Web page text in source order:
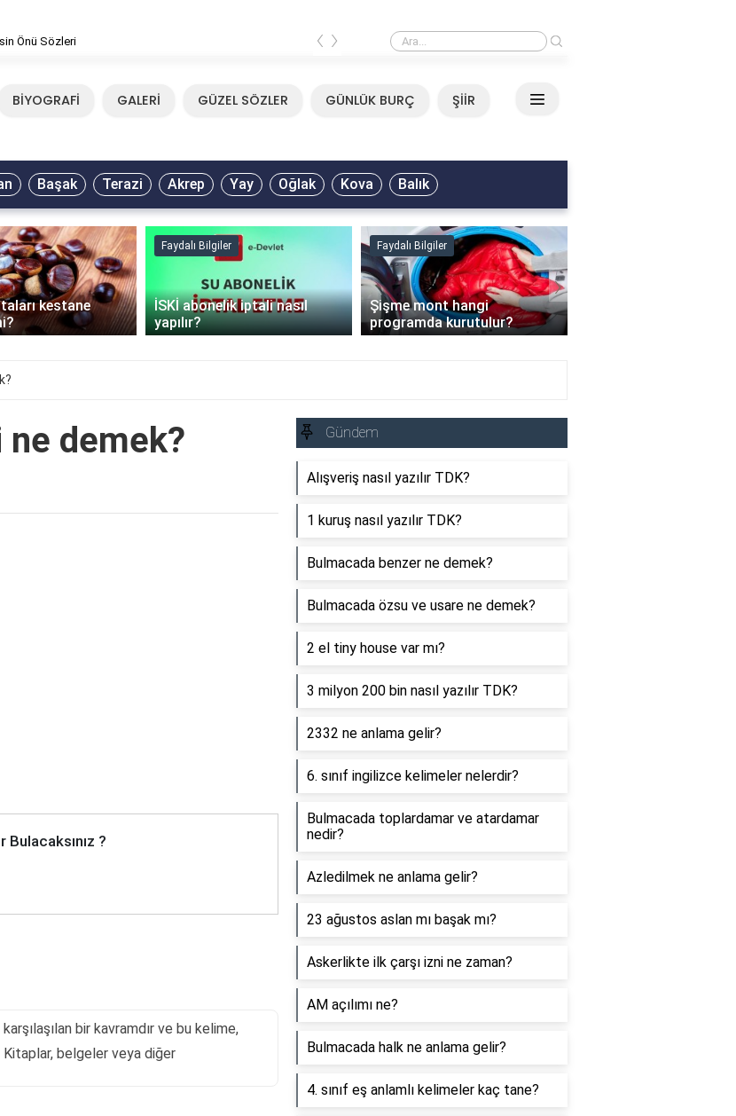
Önü Sözleri Mirkelam - Tavla Sözleri
‹ ›
BİYOGRAFİ GALERİ GÜZEL SÖZLER GÜNLÜK BURÇ ŞİİR
Başak Terazi Akrep Yay Oğlak Kova Balık
kestane
Faydalı Bilgiler
İSKİ abonelik iptali nasıl
yapılır?
Faydalı Bilgiler
Şişme mont hangi
programda kurutulur?
›
demek?
Bulacaksınız ?
bir kavramdır ve bu kelime,
Kitaplar, belgeler veya diğer
Gündem
Alışveriş nasıl yazılır TDK?
1 kuruş nasıl yazılır TDK?
Bulmacada benzer ne demek?
Bulmacada özsu ve usare ne demek?
2 el tiny house var mı?
3 milyon 200 bin nasıl yazılır TDK?
2332 ne anlama gelir?
6. sınıf ingilizce kelimeler nelerdir?
Bulmacada toplardamar ve atardamar
nedir?
Azledilmek ne anlama gelir?
23 ağustos aslan mı başak mı?
Askerlikte ilk çarşı izni ne zaman?
AM açılımı ne?
Bulmacada halk ne anlama gelir?
4. sınıf eş anlamlı kelimeler kaç tane?